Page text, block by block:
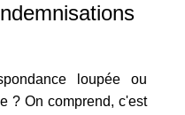
loupée ou
? On comprend, c'est